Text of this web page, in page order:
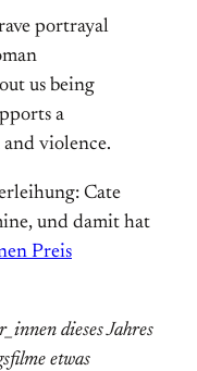
portrayal
us being
a
violence.
Cate
und damit hat
Preis
dieses Jahres
etwas